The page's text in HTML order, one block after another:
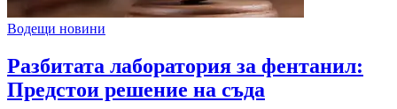
Водещи новини
Разбитата лаборатория за фентанил:
Предстои решение на съда